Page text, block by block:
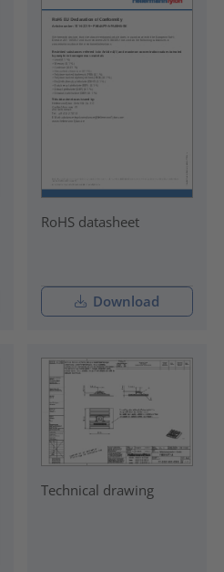
RoHS datasheet
Download
Technical drawing